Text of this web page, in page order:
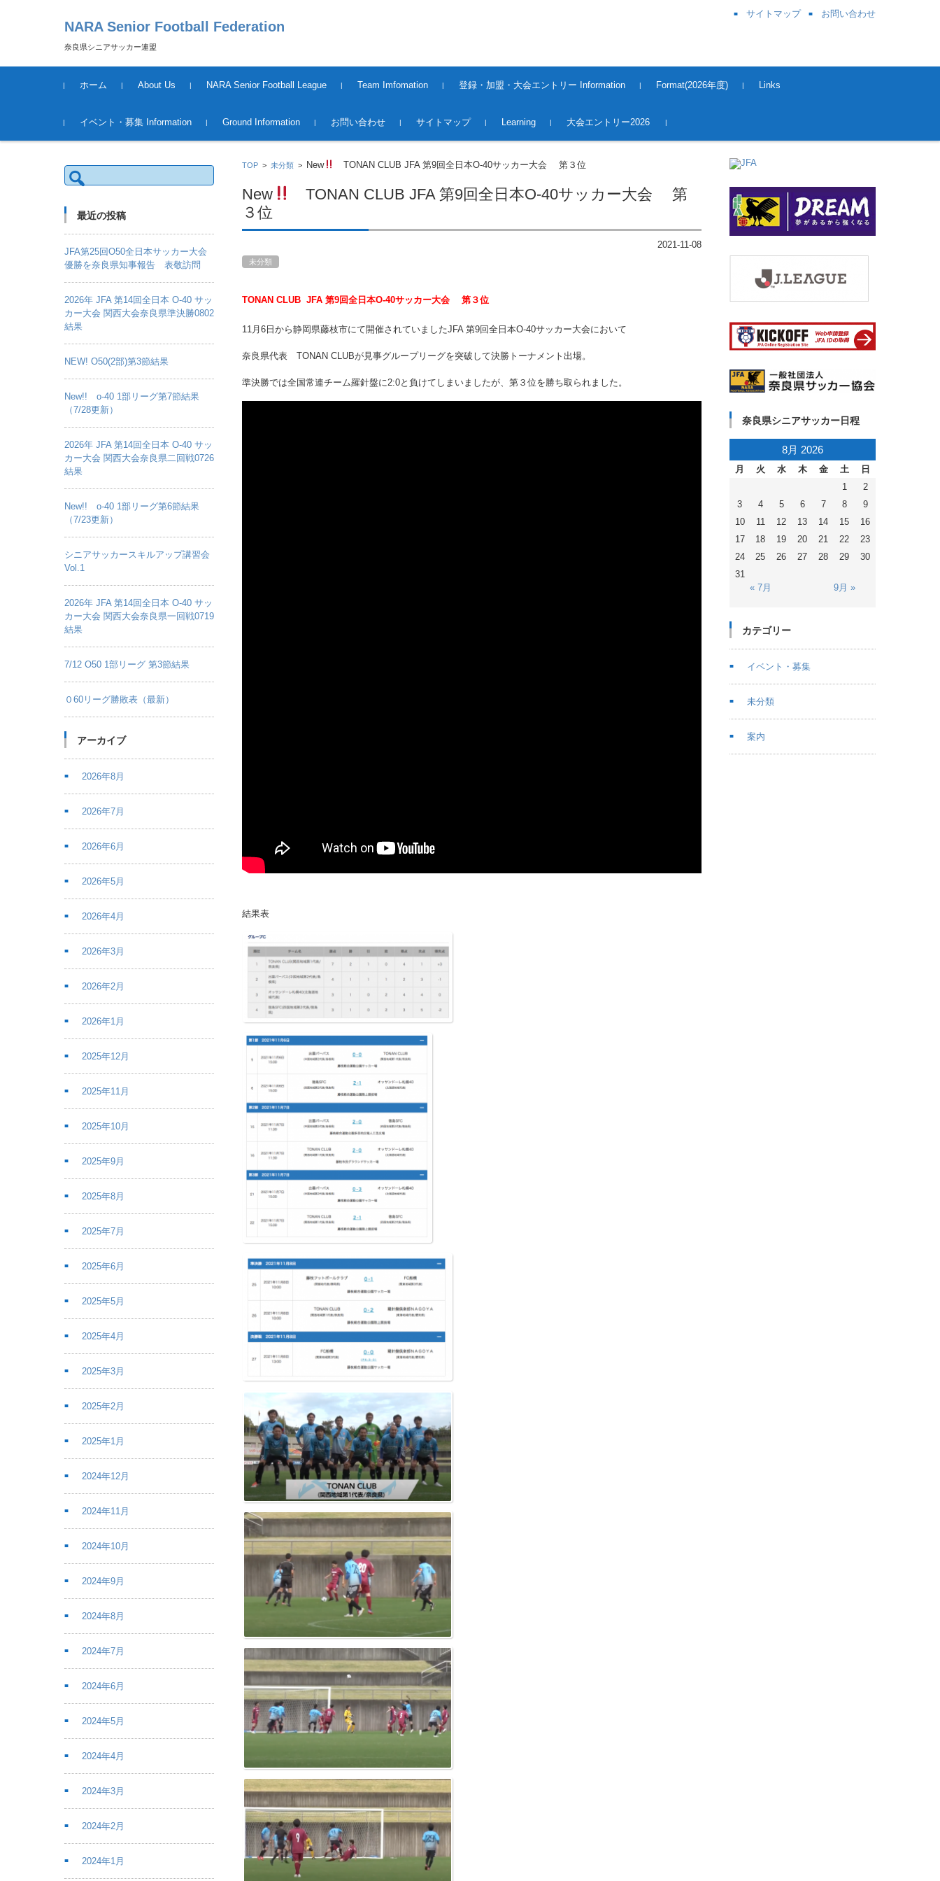
NARA Senior Football Federation
奈良県シニアサッカー連盟
サイトマップ お問い合わせ
コンテンツに移動
ホーム
About Us NARA Senior Football League
運営について
League Schedule &Result 2008〜2013Season
2014〜2015Season
2015〜2016Season
2016〜2017Season
2017〜2018Season
2018〜2019season
2019~2020season
2020〜2021 season
2021〜2022 season
2022〜2023 season
2023〜2024 season
2024〜2025 season
2025〜2026 Season
Tournament Information &
2016〜2017 Season（大
2017〜2018 Season（大
2018~2019season（大会）
2019～2020season（大会）
2020～2021season（大会）
2021～2022season（大会）
2022～2023season（大会）
2023～2024season（大会）
2024〜2025season(大会）
2025〜2026season(大会）
Team Imfomation
Premiere League Team
1st.Division Team
2nd.Division Team
Middles League Team【O5
登録・加盟・大会エントリー Information
登録・加盟
大会エントリー 2017
大会エントリー 2018
大会エントリー2019
大会エントリー2020
大会エントリー2021
大会エントリー2022
大会エントリー2023
大会エントリー2026
Format(2026年度) Links
イベント・募集 Information Ground Information お問い合わせ サイトマップ Learning 大会エントリー2026
TOP >未分類 > New TONAN CLUB JFA 第9回全日本O-40サッカー大会 第３位
New
TONAN CLUB JFA 第9回全日本O-40サッカー大会 第
３位
2021-11-08
未分類
TONAN CLUB JFA 第9回全日本O-40サッカー大会 第３位
11月6日から静岡県藤枝市にて開催されていましたJFA 第9回全日本O-40サッカー大会において
奈良県代表 TONAN CLUBが見事グループリーグを突破して決勝トーナメント出場。
準決勝では全国常連チーム羅針盤に2:0と負けてしまいましたが、第３位を勝ち取られました。
結果表
検
索:
最近の投稿
JFA第25回O50全日本サッカー大会
優勝を奈良県知事報告 表敬訪問
2026年 JFA 第14回全日本 O-40 サッ
カー大会 関西大会奈良県準決勝0802
結果
NEW! O50(2部)第3節結果
New!! o-40 1部リーグ第7節結果
（7/28更新）
2026年 JFA 第14回全日本 O-40 サッ
カー大会 関西大会奈良県二回戦0726
結果
New!! o-40 1部リーグ第6節結果
（7/23更新）
シニアサッカースキルアップ講習会
Vol.1
2026年 JFA 第14回全日本 O-40 サッ
カー大会 関西大会奈良県一回戦0719
結果
7/12 O50 1部リーグ 第3節結果
０60リーグ勝敗表（最新）
アーカイブ
2026年8月
2026年7月
2026年6月
2026年5月
2026年4月
2026年3月
2026年2月
2026年1月
2025年12月
2025年11月
2025年10月
2025年9月
2025年8月
2025年7月
2025年6月
2025年5月
2025年4月
2025年3月
2025年2月
2025年1月
2024年12月
2024年11月
2024年10月
2024年9月
2024年8月
2024年7月
2024年6月
2024年5月
2024年4月
2024年3月
2024年2月
2024年1月
奈良県シニアサッカー日程
8月 2026
月 火 水 木 金 土
日
1
2
3
4 5 6 7 8
9
10
11 12 13 14 15
16
17
18 19 20 21 22
23
24
25 26 27 28 29
30
31
« 7月
9月 »
カテゴリー
イベント・募集
未分類
案内